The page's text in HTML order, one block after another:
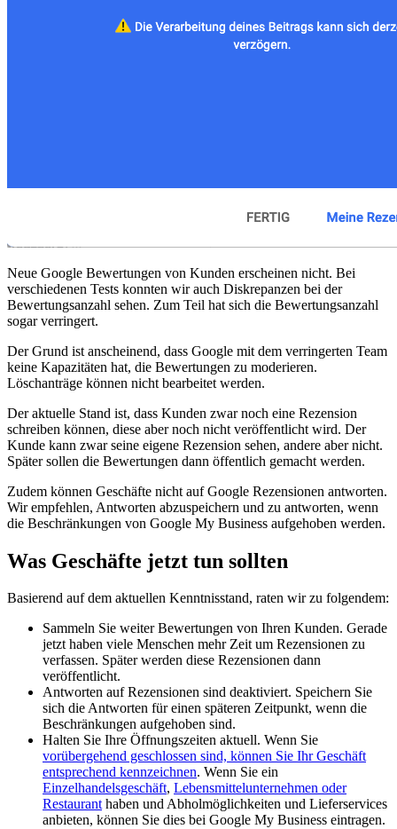
Neue Google Bewertungen von Kunden erscheinen nicht. Bei
verschiedenen Tests konnten wir auch Diskrepanzen bei der
Bewertungsanzahl sehen. Zum Teil hat sich die Bewertungsanzahl
sogar verringert.
Der Grund ist anscheinend, dass Google mit dem verringerten Team
keine Kapazitäten hat, die Bewertungen zu moderieren.
Löschanträge können nicht bearbeitet werden.
Der aktuelle Stand ist, dass Kunden zwar noch eine Rezension
schreiben können, diese aber noch nicht veröffentlicht wird. Der
Kunde kann zwar seine eigene Rezension sehen, andere aber nicht.
Später sollen die Bewertungen dann öffentlich gemacht werden.
Zudem können Geschäfte nicht auf Google Rezensionen antworten.
Wir empfehlen, Antworten abzuspeichern und zu antworten, wenn
die Beschränkungen von Google My Business aufgehoben werden.
Was Geschäfte jetzt tun sollten
Basierend auf dem aktuellen Kenntnisstand, raten wir zu folgendem:
Sammeln Sie weiter Bewertungen von Ihren Kunden. Gerade
jetzt haben viele Menschen mehr Zeit um Rezensionen zu
verfassen. Später werden diese Rezensionen dann
veröffentlicht.
Antworten auf Rezensionen sind deaktiviert. Speichern Sie
sich die Antworten für einen späteren Zeitpunkt, wenn die
Beschränkungen aufgehoben sind.
Halten Sie Ihre Öffnungszeiten aktuell. Wenn Sie
vorübergehend geschlossen sind, können Sie Ihr Geschäft
entsprechend kennzeichnen. Wenn Sie ein
Einzelhandelsgeschäft, Lebensmittelunternehmen oder
Restauranthaben und Abholmöglichkeiten und Lieferservices
anbieten, können Sie dies bei Google My Business eintragen.